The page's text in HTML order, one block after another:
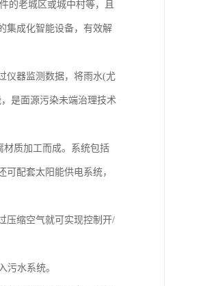
的老城区或城中村等，且
集成化智能设备，有效解
仪器监测数据，将雨水(尤
是面源污染未端治理技术
材质加工而成。系统包括
配套太阳能供电系统，
压缩空气就可实现控制开/
污水系统。